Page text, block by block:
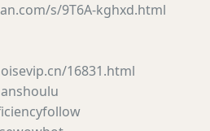
s/9T6A-kghxd.html
16831.html